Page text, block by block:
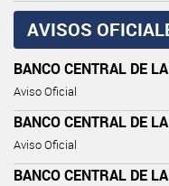
AVISOS
BANCO CENTRAL DE
Aviso Oficial
BANCO CENTRAL DE
Aviso Oficial
BANCO CENTRAL DE